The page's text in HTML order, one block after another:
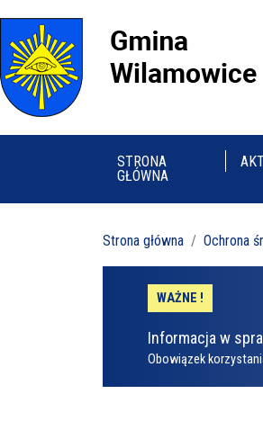
STRONA
GŁÓWNA
Strona główna Ochrona
WAŻNE !
Informacja w
Obowiązek